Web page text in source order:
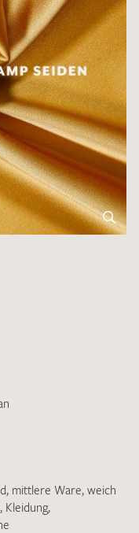
angegebenen Daten
genutzt werden.
ich zur Kenntnis
, mittlere Ware, weich
, Kleidung,